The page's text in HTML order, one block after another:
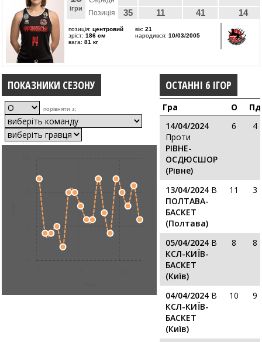
ігри
Позиція 35 11 41 14
позиція: центровий
зріст: 186 см
вага: 81 кг
вік: 21
народився: 10/03/2005
ПОКАЗНИКИ СЕЗОНУ
порівняти з:
ОСТАННІ 6 ІГОР
Гра О
Пд
14/04/2024
Проти
РІВНЕ-
ОСДЮСШОР
(Рівне)
6 4
13/04/2024 В
ПОЛТАВА-
БАСКЕТ
(Полтава)
11 3
05/04/2024 В
КСЛ-КИЇВ-
БАСКЕТ
(Київ)
8 8
04/04/2024 В
КСЛ-КИЇВ-
БАСКЕТ
(Київ)
10 9